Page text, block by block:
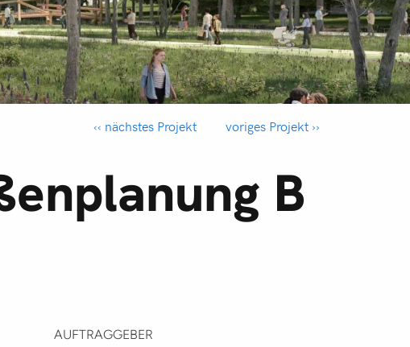
‹‹ nächstes Projekt voriges Projekt ››
B
AUFTRAGGEBER